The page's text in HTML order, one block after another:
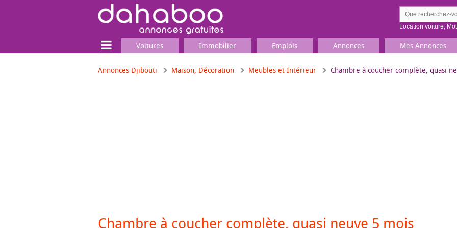
Location voiture,
Voitures Immobilier Emplois Annonces Mes Annonces
Annonces Djibouti Maison, Décoration Meubles et Intérieur Chambre à coucher complète, quasi
Chambre à coucher complète, quasi neuve 5 mois